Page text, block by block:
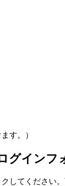
す。）
インフ
してくださ